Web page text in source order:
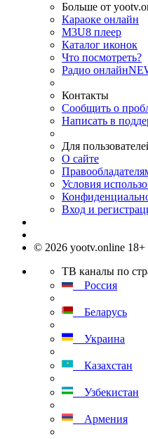
Больше от
Караоке онлайн
M3U8 плеер
Каталог иконок
Что посмотреть?
Радио онлайн
Контакты
Сообщить о
Написать в
Для
О сайте
Условия
Вход и
© 2026 yootv.online 18+
ТВ каналы по
Россия
Беларусь
Украина
Казахстан
Узбекистан
Армения